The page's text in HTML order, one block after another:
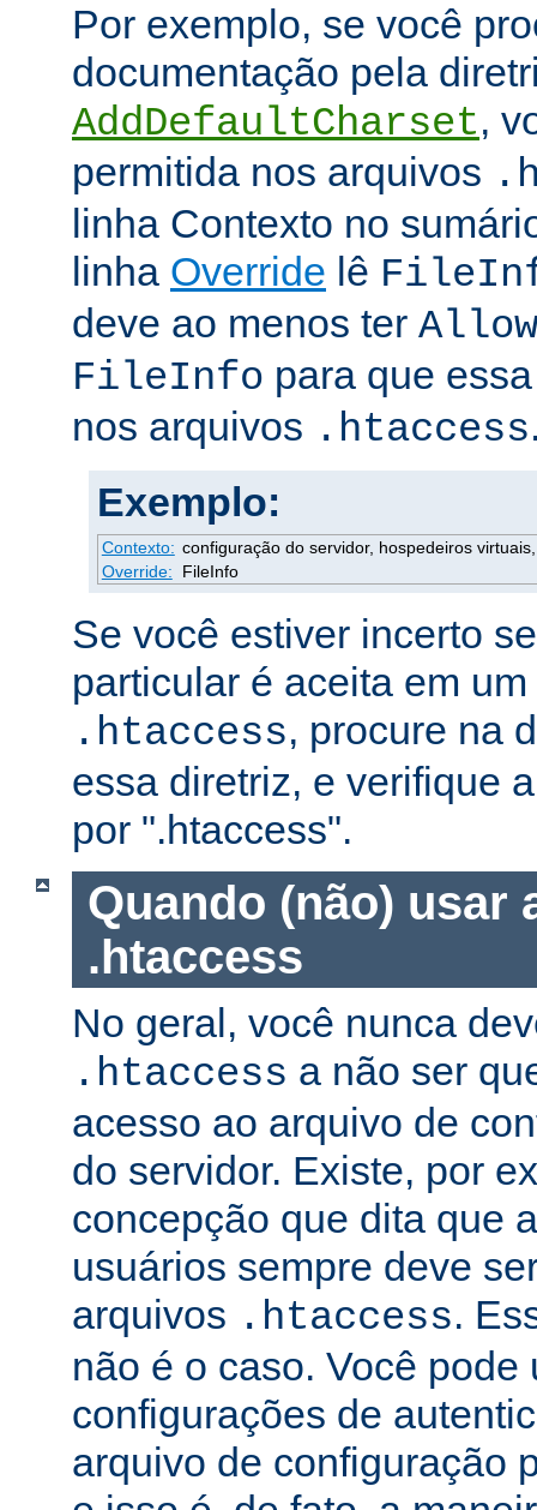
Por exemplo, se você
documentação pela
AddDefaultCharset,
permitida nos arquivos
linha Contexto no
linha Override lê
deve ao menos ter
FileInfo para que
nos arquivos .htaccess
Exemplo:
Contexto: configuração do servidor, hospedeiros
Override:
FileInfo
Se você estiver incerto
particular é aceita em
.htaccess, procure na
essa diretriz, e verifique
por ".htaccess".
Quando (não) usar
.htaccess
No geral, você nunca
.htaccess a não ser
acesso ao arquivo de
do servidor. Existe, por
concepção que dita que
usuários sempre deve
arquivos .htaccess.
não é o caso. Você pode
configurações de
arquivo de configuração